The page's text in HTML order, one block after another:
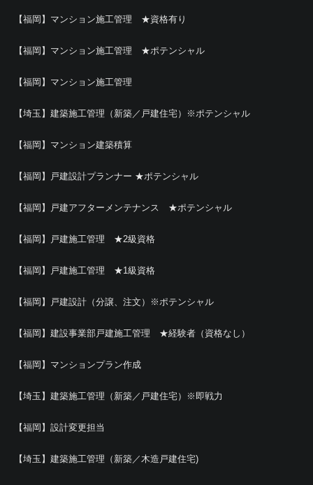
【福岡】マンション施工管理 ★資格有り
【福岡】マンション施工管理 ★ポテンシャル
【福岡】マンション施工管理
【埼玉】建築施工管理（新築／戸建住宅）※ポテンシャル
【福岡】マンション建築積算
【福岡】戸建設計プランナー ★ポテンシャル
【福岡】戸建アフターメンテナンス ★ポテンシャル
【福岡】戸建施工管理 ★2級資格
【福岡】戸建施工管理 ★1級資格
【福岡】戸建設計（分譲、注文）※ポテンシャル
【福岡】建設事業部戸建施工管理 ★経験者（資格なし）
【福岡】マンションプラン作成
【埼玉】建築施工管理（新築／戸建住宅）※即戦力
【福岡】設計変更担当
【埼玉】建築施工管理（新築／木造戸建住宅)